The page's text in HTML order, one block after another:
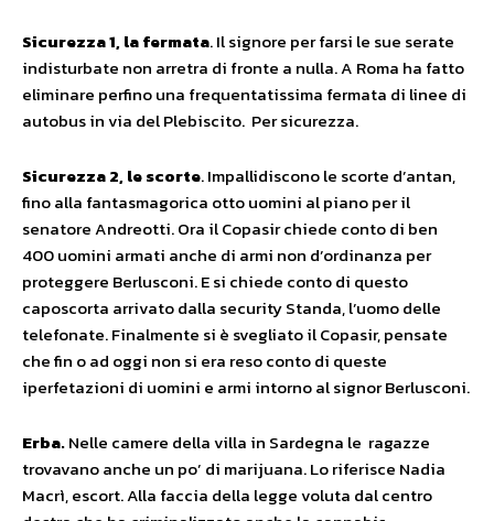
Sicurezza 1, la fermata. Il signore per farsi le sue serate
indisturbate non arretra di fronte a nulla. A Roma ha fatto
eliminare perfino una frequentatissima fermata di linee di
autobus in via del Plebiscito. Per sicurezza.
Sicurezza 2, le scorte. Impallidiscono le scorte d’antan,
fino alla fantasmagorica otto uomini al piano per il
senatore Andreotti. Ora il Copasir chiede conto di ben
400 uomini armati anche di armi non d’ordinanza per
proteggere Berlusconi. E si chiede conto di questo
caposcorta arrivato dalla security Standa, l’uomo delle
telefonate. Finalmente si è svegliato il Copasir, pensate
che fin o ad oggi non si era reso conto di queste
iperfetazioni di uomini e armi intorno al signor Berlusconi.
Erba.Nelle camere della villa in Sardegna le ragazze
trovavano anche un po’ di marijuana. Lo riferisce Nadia
Macrì, escort. Alla faccia della legge voluta dal centro